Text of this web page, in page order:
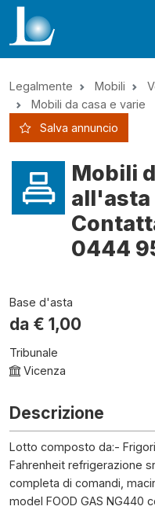
Legalmente Mobili
Mobili da casa e varie
Salva annuncio
Mobili
all'asta
0444
Base d'asta
da € 1,00
Tribunale
Vicenza
Descrizione
Lotto composto da:-
Fahrenheit refrigerazione
completa di comandi,
model FOOD GAS NG440